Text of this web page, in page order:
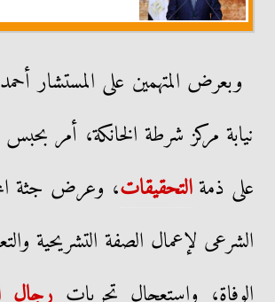
وبعرض المتهمين على المستشار
على ذمةالتحقيقات، وعرض جثة
الشرعى لإعمال الصفة التشريحية
الوفاة، واستعجال تحريات رجال